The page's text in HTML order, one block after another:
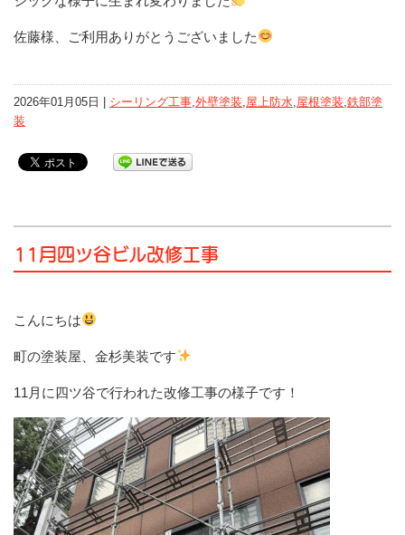
佐藤様、ご利用ありがとうございました
2026年01月05日 | シーリング工事 外壁塗装 屋上防水 屋根塗装 鉄部塗
装
11月四ツ谷ビル改修工事
こんにちは
町の塗装屋、金杉美装です
11月に四ツ谷で行われた改修工事の様子です！